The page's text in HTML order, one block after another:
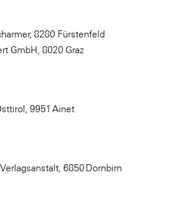
8280 Fürstenfeld
GmbH, 8020 Graz
9951 Ainet
6850 Dornbirn